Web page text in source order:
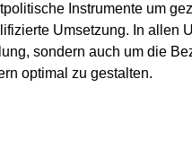
Instrumente um
Umsetzung. In allen
sondern auch um die
optimal zu gestalten.